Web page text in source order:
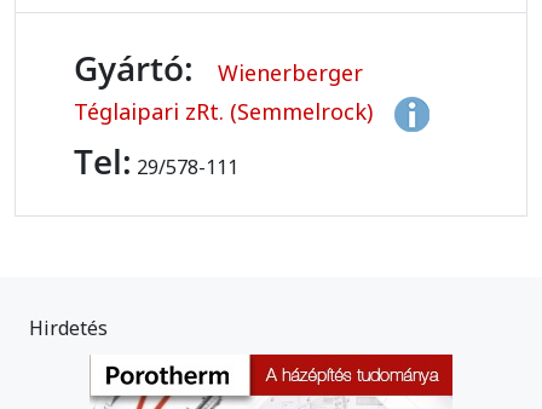
Gyártó:
Wienerberger
Téglaipari zRt. (Semmelrock)
Tel: 29/578-111
Hirdetés